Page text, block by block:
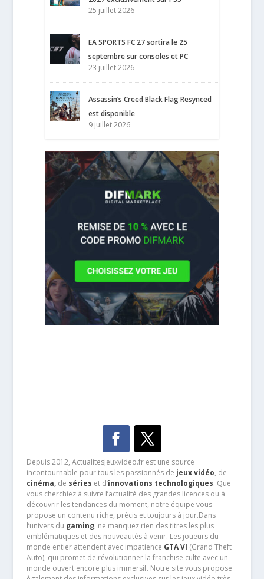
25 juillet 2026
EA SPORTS FC 27 sortira le 25
septembre sur consoles et PC
23 juillet 2026
Assassin’s Creed Black Flag Resynced
est disponible
9 juillet 2026
Depuis 2012, Actualitesjeuxvideo.fr est une source
incontournable pour tous les passionnés de jeux vidéo, de
cinéma,de séries et d’innovations technologiques. Que
vous cherchiez à suivre l’actualité des grandes licences ou à
découvrir les tendances du moment, notre équipe vous
propose un contenu riche, précis et toujours à jour.Dans
l’univers du gaming, ne manquez rien des titres les plus
emblématiques et des nouveautés à venir. Les joueurs du
monde entier attendent avec impatience GTA VI (Grand Theft
Auto), qui promet de révolutionner la franchise culte avec un
monde ouvert encore plus immersif. Notre site vous propose